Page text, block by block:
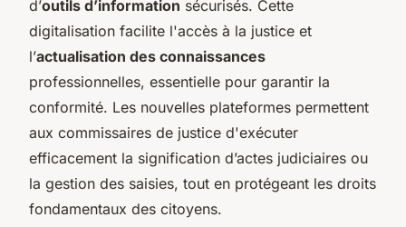
d’outils d’information sécurisés. Cette
digitalisation facilite l'accès à la justice et
l’actualisation des connaissances
professionnelles, essentielle pour garantir la
conformité. Les nouvelles plateformes permettent
aux commissaires de justice d'exécuter
efficacement la signification d’actes judiciaires ou
la gestion des saisies, tout en protégeant les droits
fondamentaux des citoyens.